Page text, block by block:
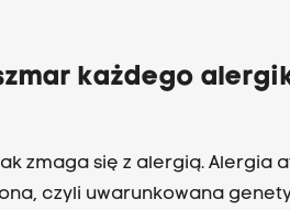
każdego
zmaga się z alergią. Alergia
czyli uwarunkowana